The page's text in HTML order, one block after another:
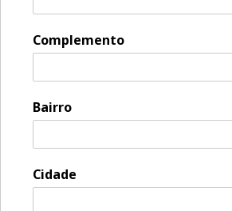
Complemento
Bairro
Cidade